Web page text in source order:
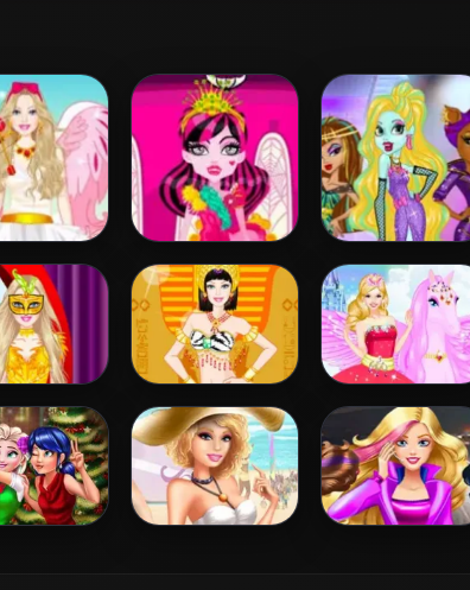
Love Dress
Up
Draculaura
Princess Dress Up
Princess Vs
Monster
Supermodel
Battle
Up
Barbie Egyptian
Princess Dress Up
Barbie And The
Pegasus